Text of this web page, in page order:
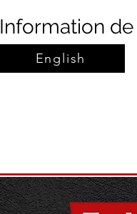
Information
English